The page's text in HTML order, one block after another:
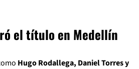
el título en Medellín
Hugo Rodallega, Daniel Torres y